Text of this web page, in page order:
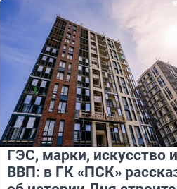
ГЭС, марки, искусство и
ВВП: в ГК «ПСК»